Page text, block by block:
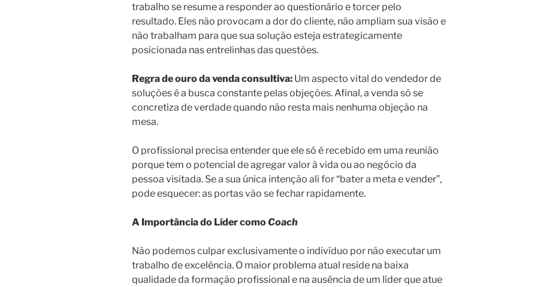
trabalho se resume a responder ao questionário e torcer pelo
resultado. Eles não provocam a dor do cliente, não ampliam sua visão e
não trabalham para que sua solução esteja estrategicamente
posicionada nas entrelinhas das questões.
Regra de ouro da venda consultiva: Um aspecto vital do vendedor de
soluções é a busca constante pelas objeções. Afinal, a venda só se
concretiza de verdade quando não resta mais nenhuma objeção na
mesa.
O profissional precisa entender que ele só é recebido em uma reunião
porque tem o potencial de agregar valor à vida ou ao negócio da
pessoa visitada. Se a sua única intenção ali for “bater a meta e vender”,
pode esquecer: as portas vão se fechar rapidamente.
A Importância do Líder comoCoach
Não podemos culpar exclusivamente o indivíduo por não executar um
trabalho de excelência. O maior problema atual reside na baixa
qualidade da formação profissional e na ausência de um líder que atue